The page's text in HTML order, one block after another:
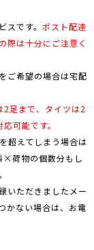
です。 ポスト配達
際は十分にご注意く
ご希望の場合は宅配
2足まで、タイツは2
可能です。
えてしまう場合は
×荷物の個数分もし
いただきましたメー
かない場合は、お電